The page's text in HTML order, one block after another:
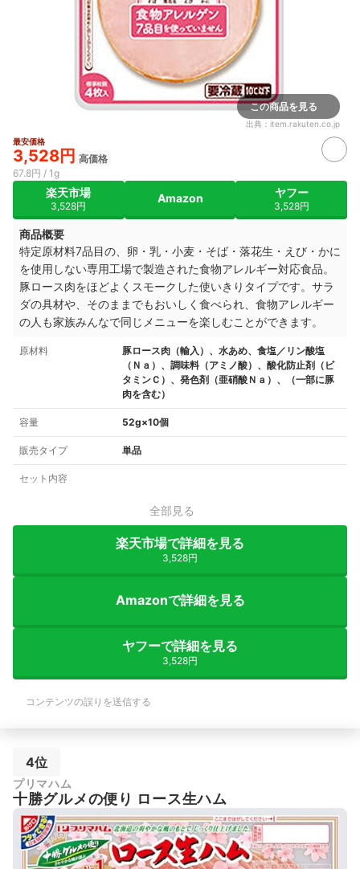
この商品を見る
出典： item.rakuten.co.jp
最安価格
3,528円 高価格
67.8円 / 1g
楽天市場
3,528円
Amazon ヤフー
3,528円
商品概要
特定原材料7品目の、卵・乳・小麦・そば・落花生・えび・かに
を使用しない専用工場で製造された食物アレルギー対応食品。
豚ロース肉をほどよくスモークした使いきりタイプです。サラ
ダの具材や、そのままでもおいしく食べられ、食物アレルギー
の人も家族みんなで同じメニューを楽しむことができます。
原材料
豚ロース肉（輸入）、水あめ、食塩／リン酸塩
（Ｎａ）、調味料（アミノ酸）、酸化防止剤（ビ
タミンＣ）、発色剤（亜硝酸Ｎａ）、（一部に豚
肉を含む）
容量 52g×10個
販売タイプ 単品
セット内容
全部見る
楽天市場で詳細を見る
3,528円
Amazonで詳細を見る
ヤフーで詳細を見る
3,528円
コンテンツの誤りを送信する
4位
プリマハム
十勝グルメの便り ロース生ハム